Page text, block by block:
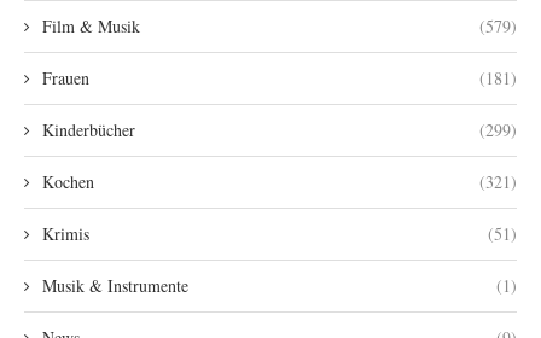
Film & Musik (579)
Frauen (181)
Kinderbücher (299)
Kochen (321)
Krimis (51)
Musik & Instrumente (1)